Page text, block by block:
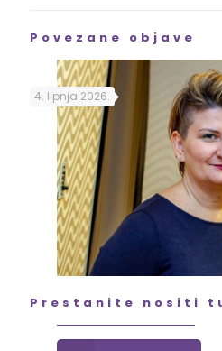
Povezane objave
4. lipnja 2026.
Prestanite nositi